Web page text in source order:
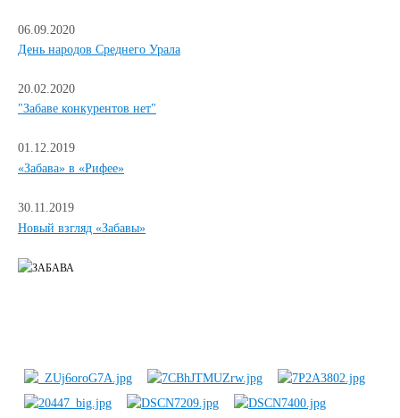
06.09.2020
День народов Среднего Урала
20.02.2020
"Забаве конкурентов нет"
01.12.2019
«Забава» в «Рифее»
30.11.2019
Новый взгляд «Забавы»